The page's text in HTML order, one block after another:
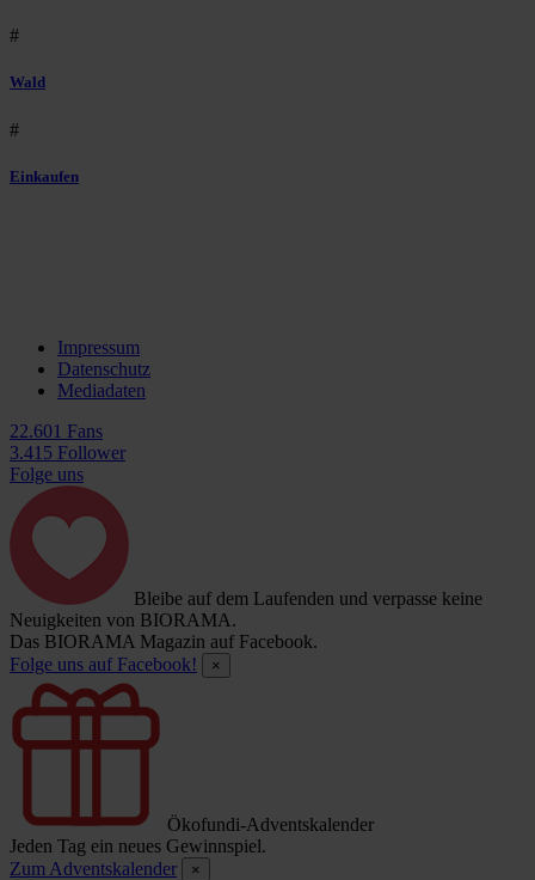
#
Wald
#
Einkaufen
Impressum
Datenschutz
Mediadaten
22.601 Fans
3.415 Follower
Folge uns
Bleibe auf dem Laufenden und verpasse keine
Neuigkeiten von BIORAMA.
Das BIORAMA Magazin auf Facebook.
Folge uns auf Facebook!
×
Ökofundi-Adventskalender
Jeden Tag ein neues Gewinnspiel.
Zum Adventskalender
×